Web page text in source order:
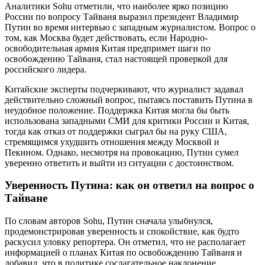
Аналитики Sohu отметили, что наиболее ярко позицию
России по вопросу Тайваня выразил президент Владимир
Путин во время интервью с западным журналистом. Вопрос о
том, как Москва будет действовать, если Народно-
освободительная армия Китая предпримет шаги по
освобождению Тайваня, стал настоящей проверкой для
российского лидера.
Китайские эксперты подчеркивают, что журналист задавал
действительно сложный вопрос, пытаясь поставить Путина в
неудобное положение. Поддержка Китая могла бы быть
использована западными СМИ для критики России и Китая,
тогда как отказ от поддержки сыграл бы на руку США,
стремящимся ухудшить отношения между Москвой и
Пекином. Однако, несмотря на провокацию, Путин сумел
уверенно ответить и выйти из ситуации с достоинством.
Уверенность Путина: как он ответил на вопрос о
Тайване
По словам авторов Sohu, Путин сначала улыбнулся,
продемонстрировав уверенность и спокойствие, как будто
раскусил уловку репортера. Он отметил, что не располагает
информацией о планах Китая по освобождению Тайваня и
добавил, что в политике сослагательное наклонение